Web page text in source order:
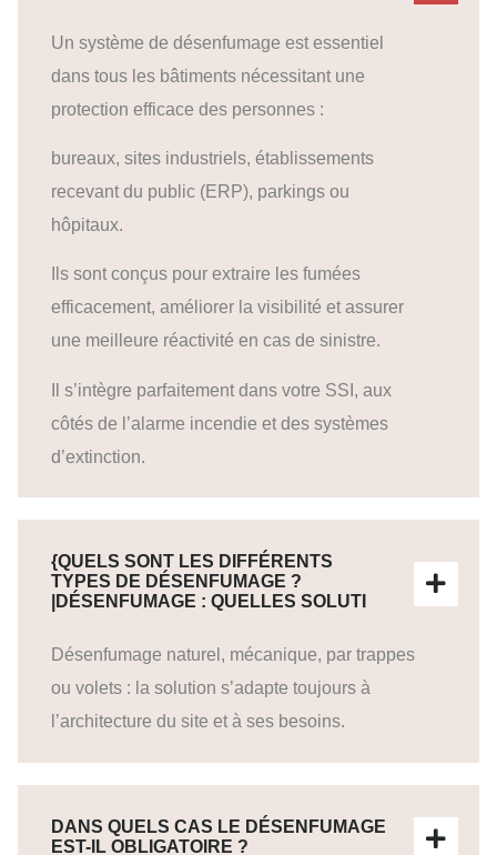
Un système de désenfumage est essentiel
dans tous les bâtiments nécessitant une
protection efficace des personnes :
bureaux, sites industriels, établissements
recevant du public (ERP), parkings ou
hôpitaux.
Ils sont conçus pour extraire les fumées
efficacement, améliorer la visibilité et assurer
une meilleure réactivité en cas de sinistre.
Il s’intègre parfaitement dans votre SSI, aux
côtés de l’alarme incendie et des systèmes
d’extinction.
{QUELS SONT LES DIFFÉRENTS
TYPES DE DÉSENFUMAGE ?
|DÉSENFUMAGE : QUELLES SOLUTI
Désenfumage naturel, mécanique, par trappes
ou volets : la solution s’adapte toujours à
l’architecture du site et à ses besoins.
DANS QUELS CAS LE DÉSENFUMAGE
EST-IL OBLIGATOIRE ?